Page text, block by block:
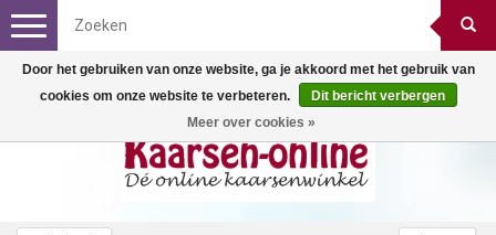
Toggle
navigation
Door het gebruiken van onze website, ga je akkoord met het gebruik van
cookies om onze website te verbeteren.
Dit bericht verbergen
Meer over cookies »